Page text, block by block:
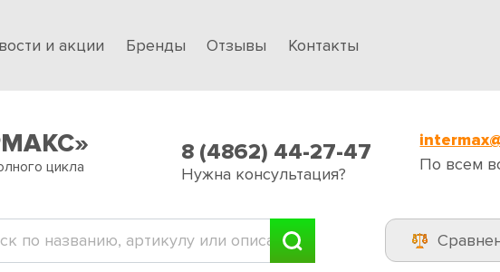
и акции Бренды Отзывы Контакты
цикла
8 (4862) 44-27-47
Нужна консультация?
По всем